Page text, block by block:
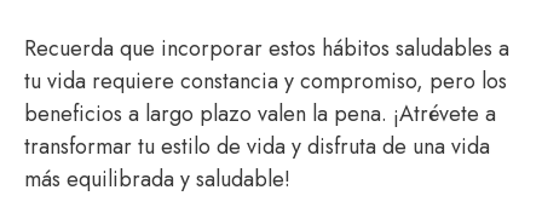
Recuerda que incorporar estos hábitos saludables a
tu vida requiere constancia y compromiso, pero los
beneficios a largo plazo valen la pena. ¡Atrévete a
transformar tu estilo de vida y disfruta de una vida
más equilibrada y saludable!